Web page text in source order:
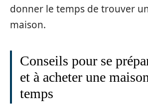
donner le temps de trouver
maison.
Conseils pour se
et à acheter une
temps